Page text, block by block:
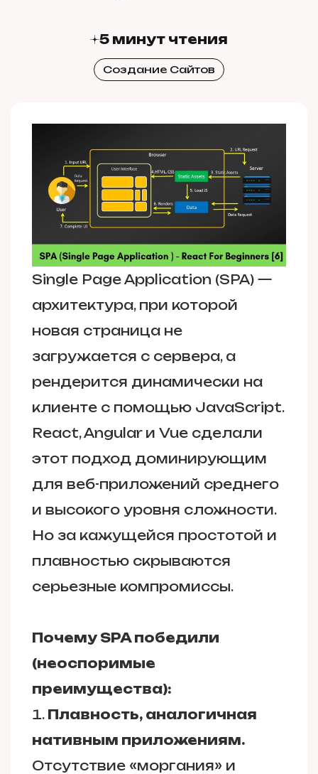
5 минут чтения
Создание Сайтов
Single Page Application (SPA) —
архитектура, при которой
новая страница не
загружается с сервера, а
рендерится динамически на
клиенте с помощью JavaScript.
React, Angular и Vue сделали
этот подход доминирующим
для веб-приложений среднего
и высокого уровня сложности.
Но за кажущейся простотой и
плавностью скрываются
серьезные компромиссы.
Почему SPA победили
(неоспоримые
преимущества):
Плавность, аналогичная
нативным приложениям.
Отсутствие «моргания» и